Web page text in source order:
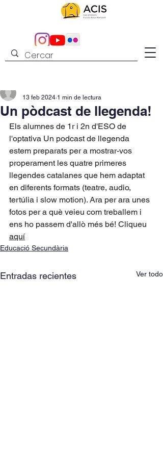
Un pòdcast de llegenda!
13 feb 2024 1 min de lectura
Els alumnes de 1r i 2n d'ESO de
l'optativa Un podcast de llegenda
estem preparats per a mostrar-vos
properament les quatre primeres
llegendes catalanes que hem adaptat
en diferents formats (teatre, audio,
tertúlia i slow motion). Ara per ara unes
fotos per a què veieu com treballem i
ens ho passem d'allò més bé! Cliqueu
aquí
Educació Secundària
Entradas recientes Ver todo